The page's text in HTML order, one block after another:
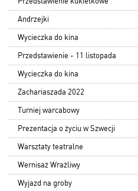
Andrzejki
Wycieczka do kina
Przedstawienie - 11 listopada
Wycieczka do kina
Zachariaszada 2022
Turniej warcabowy
Prezentacja o życiu w Szwecji
Warsztaty teatralne
Wernisaż Wrażliwy
Wyjazd na groby